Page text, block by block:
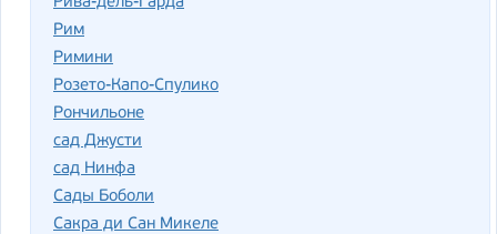
Рим
Римини
Розето-Капо-Спулико
Рончильоне
сад Джусти
сад Нинфа
Сады Боболи
Сакра ди Сан Микеле